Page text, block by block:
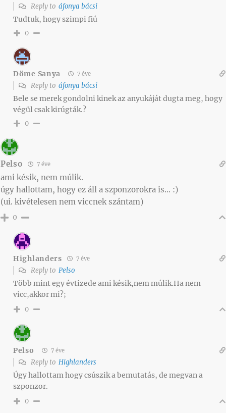
Reply to áfonya bácsi
Tudtuk, hogy szimpi fiú
0
Döme Sanya 7 éve
Reply to áfonya bácsi
Bele se merek gondolni kinek az anyukáját dugta meg, hogy
végül csak kirúgták.?
0
Pelso 7 éve
ami késik, nem múlik.
úgy hallottam, hogy ez áll a szponzorokra is… :)
(ui. kivételesen nem viccnek szántam)
0
Highlanders 7 éve
Reply to Pelso
Több mint egy évtizede ami késik,nem múlik.Ha nem
vicc,akkor mi?;
0
Pelso 7 éve
Reply to Highlanders
Úgy hallottam hogy csúszik a bemutatás, de megvan a
szponzor.
0